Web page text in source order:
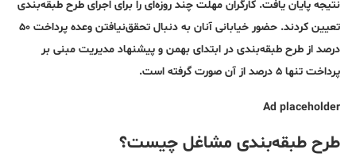
نتیجه پایان یافت. کارگران مهلت چند روزه‌ای را برای اجرای طرح طبقه‌بندی
تعیین کردند. حضور خیابانی آنان به دنبال تحقق‌نیافتن وعده پرداخت ۵۰
درصد از طرح طبقه‌بندی در ابتدای بهمن و پیشنهاد مدیریت مبنی بر
پرداخت تنها ۵ درصد از آن صورت گرفته است.
Ad placeholder
طرح طبقه‌بندی مشاغل چیست؟